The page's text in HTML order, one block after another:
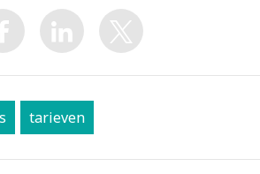
tarieven